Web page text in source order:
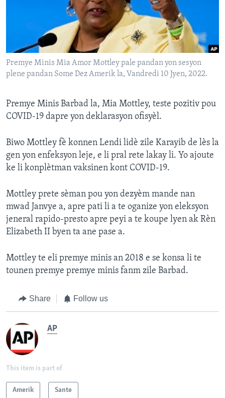
Premye Minis Mia Amor Mottley pale pandan yon sesyon
plene pandan Some Dez Amerik la, Vandredi 10 Jyen, 2022.
Premye Minis Barbad la, Mia Mottley, teste pozitiv pou
COVID-19 dapre yon deklarasyon ofisyèl.
Biwo Mottley fè konnen Lendi lidè zile Karayib de lès la
gen yon enfeksyon leje, e li pral rete lakay li. Yo ajoute
ke li konplètman vaksinen kont COVID-19.
Mottley prete sèman pou yon dezyèm mande nan
mwad Janvye a, apre pati li a te oganize yon eleksyon
jeneral rapido-presto apre peyi a te koupe lyen ak Rèn
Elizabeth II byen ta ane pase a.
Mottley te eli premye minis an 2018 e se konsa li te
tounen premye premye minis fanm zile Barbad.
Share Follow us
AP
This item is part of
Amerik Sante